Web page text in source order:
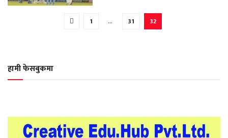
1 … 31 32
हामी फेसबुकमा